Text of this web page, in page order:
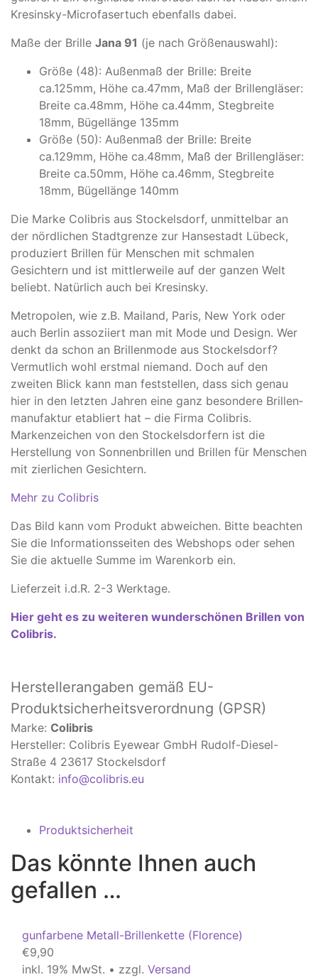
Kresinsky-Microfasertuch ebenfalls dabei.
Maße der Brille Jana 91 (je nach Größenauswahl):
Größe (48): Außenmaß der Brille: Breite
ca.125mm, Höhe ca.47mm, Maß der Brillengläser:
Breite ca.48mm, Höhe ca.44mm, Stegbreite
18mm, Bügellänge 135mm
Größe (50): Außenmaß der Brille: Breite
ca.129mm, Höhe ca.48mm, Maß der Brillengläser:
Breite ca.50mm, Höhe ca.46mm, Stegbreite
18mm, Bügellänge 140mm
Die Marke Colibris aus Stockelsdorf, unmittelbar an
der nördlichen Stadtgrenze zur Hansestadt Lübeck,
produziert Brillen für Menschen mit schmalen
Gesichtern und ist mittlerweile auf der ganzen Welt
beliebt. Natürlich auch bei Kresinsky.
Metropolen, wie z.B. Mailand, Paris, New York oder
auch Berlin assoziiert man mit Mode und Design. Wer
denkt da schon an Brillenmode aus Stockelsdorf?
Vermutlich wohl erstmal niemand. Doch auf den
zweiten Blick kann man feststellen, dass sich genau
hier in den letzten Jahren eine ganz besondere Brillen­
manufaktur etabliert hat – die Firma Colibris.
Markenzeichen von den Stockelsdorfern ist die
Herstellung von Sonnenbrillen und Brillen für Menschen
mit zierlichen Gesichtern.
Mehr zu Colibris
Das Bild kann vom Produkt abweichen. ​Bitte beachten
Sie die Informationsseiten des Webshops oder sehen
Sie die aktuelle Summe im Warenkorb ein.
Lieferzeit i.d.R. 2-3 Werktage.
Hier geht es zu weiteren wunderschönen Brillen von
Colibris.
Herstellerangaben gemäß EU-
Produktsicherheitsverordnung (GPSR)
Marke: Colibris
Hersteller: Colibris Eyewear GmbH Rudolf-Diesel-
Straße 4 23617 Stockelsdorf
Kontakt: info@colibris.eu
Produktsicherheit
Das könnte Ihnen auch
gefallen …
gunfarbene Metall-Brillenkette (Florence)
€9,90
inkl. 19% MwSt. • zzgl. Versand